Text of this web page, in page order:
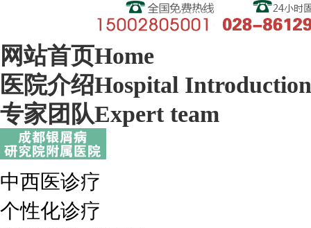
网站首页Home
医院介绍Hospital Introduction
专家团队Expert team
中西医诊疗
个性化诊疗